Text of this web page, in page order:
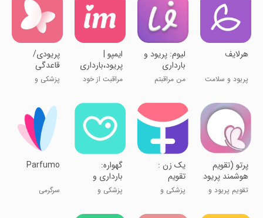
هرلایف
پریود و سلامت
‏‏‏‏‏لیوم: پریود و
بارداری
من مراقبتم
‏‏‏‏‏ایمپو |
پریود،بارداری
و سلامت
بانوان
مراقبت از خود
پریودی/
قاعدگی
پزشکی و
پرتو (تقویم
هوشمند پریود
و بارداری)
تقویم پریود و
یک زن :
تقویم
قاعدگی،
بارداری و
پزشکی و
گهواره:
بارداری و
کودک
پزشکی و
Parfumo
سرگرمی